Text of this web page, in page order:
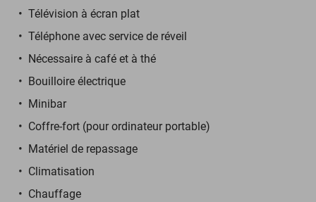
Télévision à écran plat
Téléphone avec service de réveil
Nécessaire à café et à thé
Bouilloire électrique
Minibar
Coffre-fort (pour ordinateur portable)
Matériel de repassage
Climatisation
Chauffage